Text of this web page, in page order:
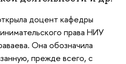
доцент кафедры
права НИУ
Она обозначила
прежде всего, с